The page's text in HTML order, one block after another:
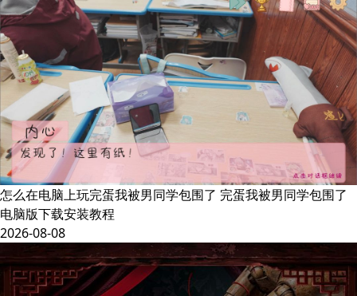
怎么在电脑上玩完蛋我被男同学包围了 完蛋我被男同学包围了
电脑版下载安装教程
2026-08-08